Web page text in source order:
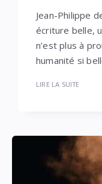
Jean-Philippe
écriture belle,
n’est plus à
humanité si
LIRE LA SUITE